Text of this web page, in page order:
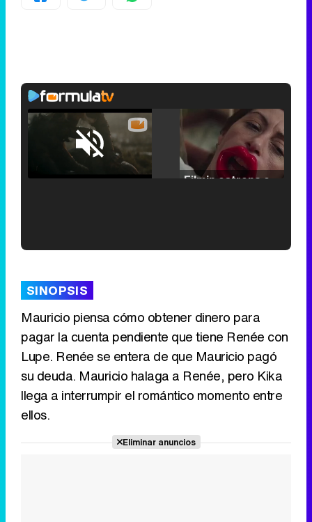
Unmute /
Loaded :
Tráiler de '33 días', la nueva serie de Atresplayer con Julián Villagrán y José Manuel Poga
SINOPSIS
Mauricio piensa cómo obtener dinero para
pagar la cuenta pendiente que tiene Renée con
Lupe. Renée se entera de que Mauricio pagó
su deuda. Mauricio halaga a Renée, pero Kika
llega a interrumpir el romántico momento entre
ellos.
Eliminar anuncios